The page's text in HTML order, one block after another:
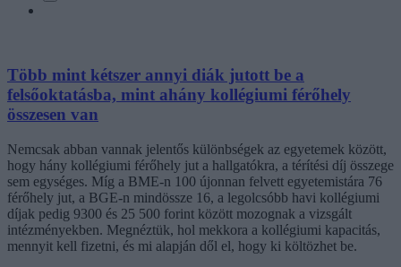
Több mint kétszer annyi diák jutott be a
felsőoktatásba, mint ahány kollégiumi férőhely
összesen van
Nemcsak abban vannak jelentős különbségek az egyetemek között,
hogy hány kollégiumi férőhely jut a hallgatókra, a térítési díj összege
sem egységes. Míg a BME-n 100 újonnan felvett egyetemistára 76
férőhely jut, a BGE-n mindössze 16, a legolcsóbb havi kollégiumi
díjak pedig 9300 és 25 500 forint között mozognak a vizsgált
intézményekben. Megnéztük, hol mekkora a kollégiumi kapacitás,
mennyit kell fizetni, és mi alapján dől el, hogy ki költözhet be.